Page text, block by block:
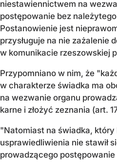
niestawiennictwem na
postępowanie bez
Postanowienie jest
przysługuje na nie zażalenie
w komunikacie rzeszowskiej
Przypomniano w nim, że
w charakterze świadka ma
na wezwanie organu
karne i złożyć zeznania (art.
"Natomiast na świadka,
usprawiedliwienia nie stawił
prowadzącego postępowanie